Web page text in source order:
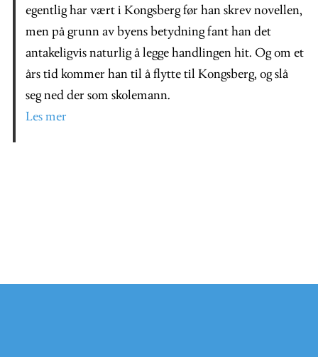
egentlig har vært i Kongsberg før han skrev novellen,
men på grunn av byens betydning fant han det
antakeligvis naturlig å legge handlingen hit. Og om et
års tid kommer han til å flytte til Kongsberg, og slå
seg ned der som skolemann.
Les mer